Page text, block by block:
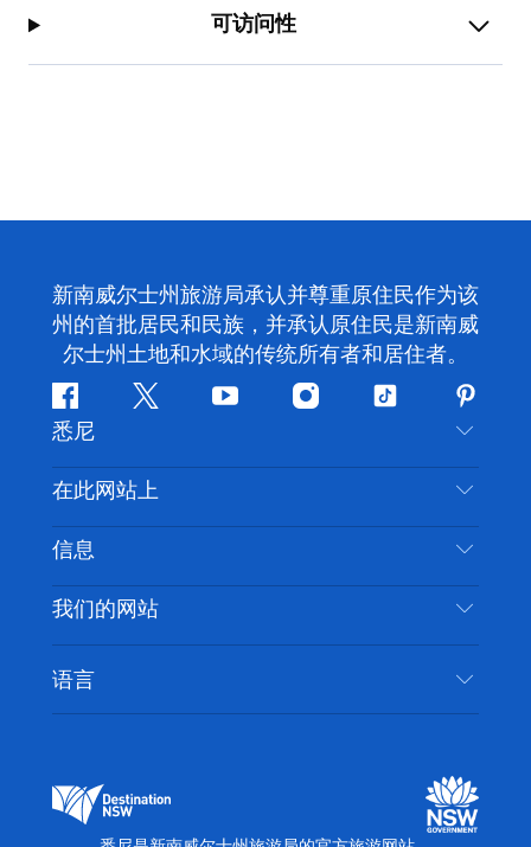
可访问性
新南威尔士州旅游局承认并尊重原住民作为该
州的首批居民和民族，并承认原住民是新南威
尔士州土地和水域的传统所有者和居住者。
Facebook叽
喳
喳
YouTubeInstagram
抖
悉尼
联系我们
免责声明
隐私
Cookie 通知
在此网站上
目的地
推荐活动
新南威尔士州公路旅行
活动
住宿
信息
旅行信息
无障碍悉尼
列出您的业务
我们的网站
新南威尔士州旅游局媒体中心
缤纷悉尼灯光音乐节
语言